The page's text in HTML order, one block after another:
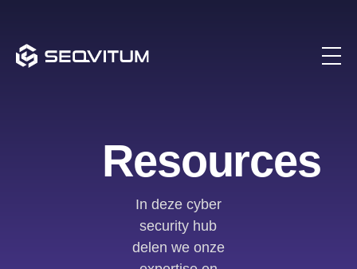
Resources
In deze cyber
security hub
delen we onze